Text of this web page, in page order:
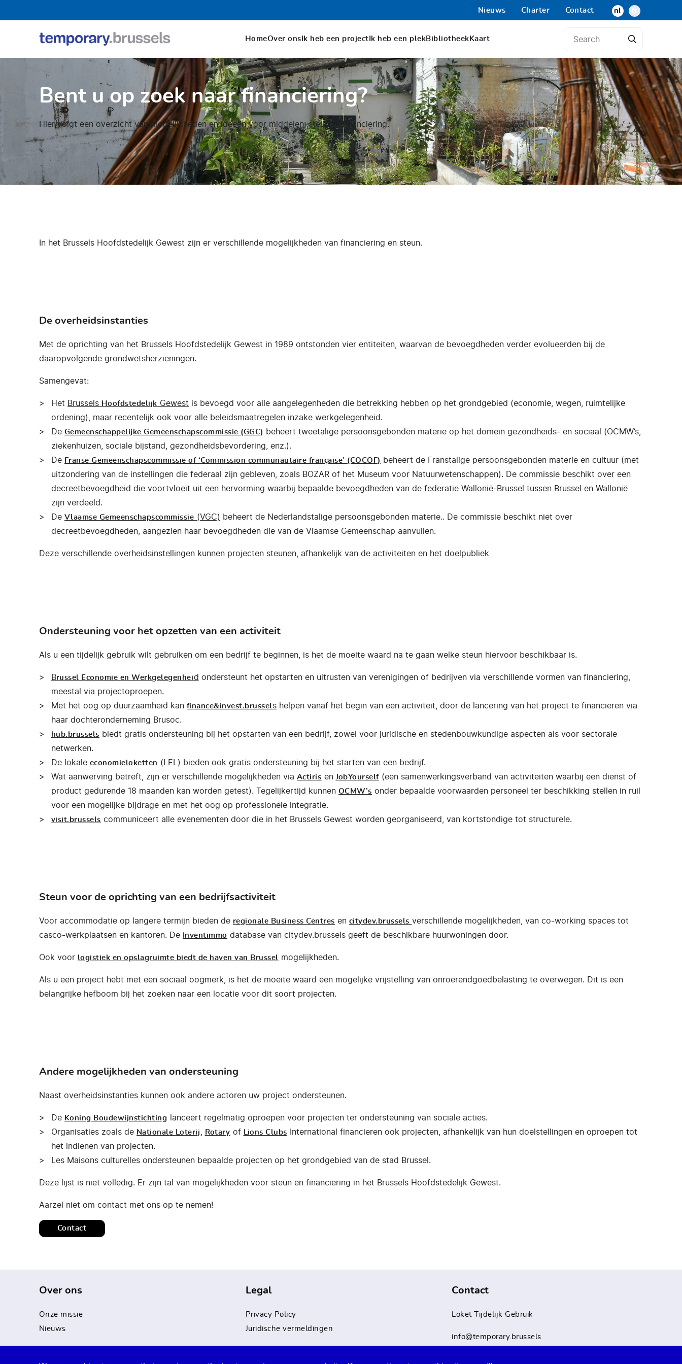
Nieuws Charter Contact nl
gebruik
HomeOver onsIk heb een projectIk heb een plekBibliotheekKaart
Bent u op zoek naar financiering?
Hier volgt een overzicht van mogelijkheden en ideeën voor middelen, steun of financiering.
In het Brussels Hoofdstedelijk Gewest zijn er verschillende mogelijkheden van financiering en steun.
De overheidsinstanties
Met de oprichting van het Brussels Hoofdstedelijk Gewest in 1989 ontstonden vier entiteiten, waarvan de bevoegdheden verder evolueerden bij de
daaropvolgende grondwetsherzieningen.
Samengevat:
Het Brussels Hoofdstedelijk Gewest is bevoegd voor alle aangelegenheden die betrekking hebben op het grondgebied (economie, wegen, ruimtelijke
ordening), maar recentelijk ook voor alle beleidsmaatregelen inzake werkgelegenheid.
De Gemeenschappelijke Gemeenschapscommissie (GGC) beheert tweetalige persoonsgebonden materie op het domein gezondheids- en sociaal (OCMW’s,
ziekenhuizen, sociale bijstand, gezondheidsbevordering, enz.).
De Franse Gemeenschapscommissie of ‘Commission communautaire française’ (COCOF) beheert de Franstalige persoonsgebonden materie en cultuur (met
uitzondering van de instellingen die federaal zijn gebleven, zoals BOZAR of het Museum voor Natuurwetenschappen). De commissie beschikt over een
decreetbevoegdheid die voortvloeit uit een hervorming waarbij bepaalde bevoegdheden van de federatie Wallonië-Brussel tussen Brussel en Wallonië
zijn verdeeld.
De Vlaamse Gemeenschapscommissie (VGC) beheert de Nederlandstalige persoonsgebonden materie.. De commissie beschikt niet over
decreetbevoegdheden, aangezien haar bevoegdheden die van de Vlaamse Gemeenschap aanvullen.
Deze verschillende overheidsinstellingen kunnen projecten steunen, afhankelijk van de activiteiten en het doelpubliek
Ondersteuning voor het opzetten van een activiteit
Als u een tijdelijk gebruik wilt gebruiken om een bedrijf te beginnen, is het de moeite waard na te gaan welke steun hiervoor beschikbaar is.
Brussel Economie en Werkgelegenheid ondersteunt het opstarten en uitrusten van verenigingen of bedrijven via verschillende vormen van financiering,
meestal via projectoproepen.
Met het oog op duurzaamheid kan finance&invest.brussels helpen vanaf het begin van een activiteit, door de lancering van het project te financieren via
haar dochteronderneming Brusoc.
hub.brussels biedt gratis ondersteuning bij het opstarten van een bedrijf, zowel voor juridische en stedenbouwkundige aspecten als voor sectorale
netwerken.
De lokale economieloketten (LEL) bieden ook gratis ondersteuning bij het starten van een bedrijf.
Wat aanwerving betreft, zijn er verschillende mogelijkheden via Actiris en JobYourself (een samenwerkingsverband van activiteiten waarbij een dienst of
product gedurende 18 maanden kan worden getest). Tegelijkertijd kunnen OCMW’s onder bepaalde voorwaarden personeel ter beschikking stellen in ruil
voor een mogelijke bijdrage en met het oog op professionele integratie.
visit.brussels communiceert alle evenementen door die in het Brussels Gewest worden georganiseerd, van kortstondige tot structurele.
Steun voor de oprichting van een bedrijfsactiviteit
Voor accommodatie op langere termijn bieden de regionale Business Centres en citydev.brussels verschillende mogelijkheden, van co-working spaces tot
casco-werkplaatsen en kantoren. De Inventimmo database van citydev.brussels geeft de beschikbare huurwoningen door.
Ook voor logistiek en opslagruimte biedt de haven van Brussel mogelijkheden.
Als u een project hebt met een sociaal oogmerk, is het de moeite waard een mogelijke vrijstelling van onroerendgoedbelasting te overwegen. Dit is een
belangrijke hefboom bij het zoeken naar een locatie voor dit soort projecten.
Andere mogelijkheden van ondersteuning
Naast overheidsinstanties kunnen ook andere actoren uw project ondersteunen.
De Koning Boudewijnstichting lanceert regelmatig oproepen voor projecten ter ondersteuning van sociale acties.
Organisaties zoals de Nationale Loterij , Rotary of Lions Clubs International financieren ook projecten, afhankelijk van hun doelstellingen en oproepen tot
het indienen van projecten.
Les Maisons culturelles ondersteunen bepaalde projecten op het grondgebied van de stad Brussel.
Deze lijst is niet volledig. Er zijn tal van mogelijkheden voor steun en financiering in het Brussels Hoofdstedelijk Gewest.
Aarzel niet om contact met ons op te nemen!
Contact
Over ons
Onze missie
Nieuws
Legal
Privacy Policy
Juridische vermeldingen
Contact
Loket Tijdelijk Gebruik
info@temporary.brussels